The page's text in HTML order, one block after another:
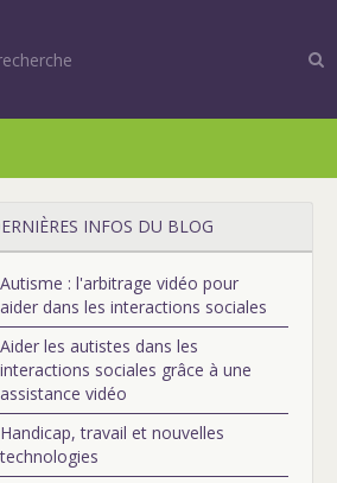
INFOS DU BLOG
Autisme : l'arbitrage vidéo pour
aider dans les interactions sociales
Aider les autistes dans les
interactions sociales grâce à une
assistance vidéo
Handicap, travail et nouvelles
technologies